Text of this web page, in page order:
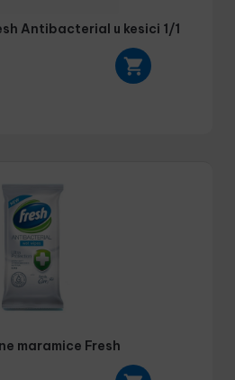
Antibacterial u kesici 1/1
maramice Fresh